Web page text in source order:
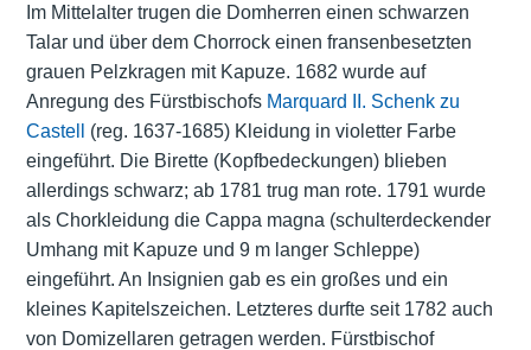
Im Mittelalter trugen die Domherren einen schwarzen
Talar und über dem Chorrock einen fransenbesetzten
grauen Pelzkragen mit Kapuze. 1682 wurde auf
Anregung des Fürstbischofs Marquard II. Schenk zu
Castell
(reg. 1637-1685) Kleidung in violetter Farbe
eingeführt. Die Birette (Kopfbedeckungen) blieben
allerdings schwarz; ab 1781 trug man rote. 1791 wurde
als Chorkleidung die Cappa magna (schulterdeckender
Umhang mit Kapuze und 9 m langer Schleppe)
eingeführt. An Insignien gab es ein großes und ein
kleines Kapitelszeichen. Letzteres durfte seit 1782 auch
von Domizellaren getragen werden. Fürstbischof